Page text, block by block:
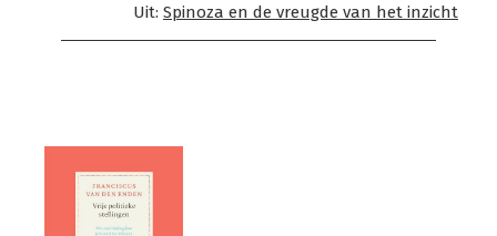
Uit: Spinoza en de vreugde van het inzicht